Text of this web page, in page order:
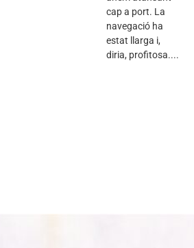
cap a port. La
navegació ha
estat llarga i,
diria, profitosa....